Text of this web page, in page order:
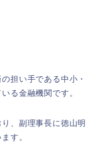
担い手である中小・
る金融機関です。
、副理事長に徳山明
す。